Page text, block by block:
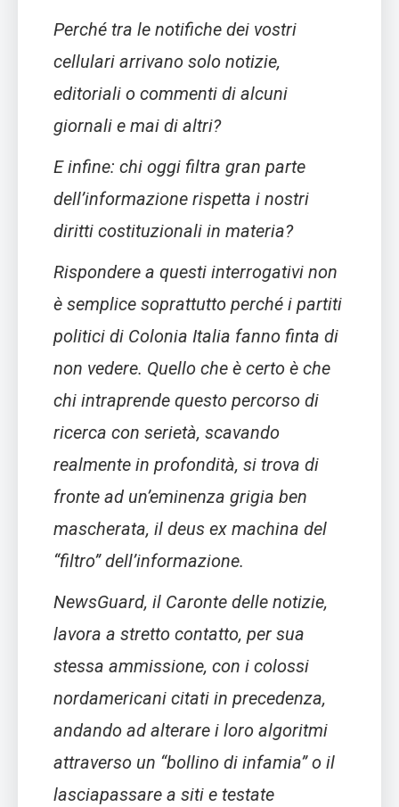
Perché tra le notifiche dei vostri
cellulari arrivano solo notizie,
editoriali o commenti di alcuni
giornali e mai di altri?
E infine: chi oggi filtra gran parte
dell’informazione rispetta i nostri
diritti costituzionali in materia?
Rispondere a questi interrogativi non
è semplice soprattutto perché i partiti
politici di Colonia Italia fanno finta di
non vedere. Quello che è certo è che
chi intraprende questo percorso di
ricerca con serietà, scavando
realmente in profondità, si trova di
fronte ad un’eminenza grigia ben
mascherata, il deus ex machina del
“filtro” dell’informazione.
NewsGuard, il Caronte delle notizie,
lavora a stretto contatto, per sua
stessa ammissione, con i colossi
nordamericani citati in precedenza,
andando ad alterare i loro algoritmi
attraverso un “bollino di infamia” o il
lasciapassare a siti e testate